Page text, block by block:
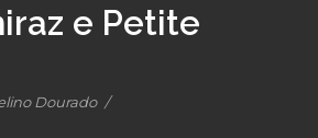
e Petite
Dourado /